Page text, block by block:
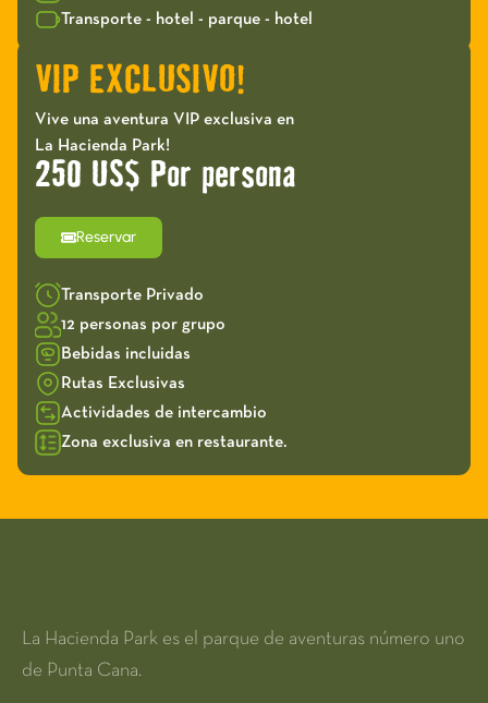
Transporte - hotel - parque - hotel
VIP EXCLUSIVO!
Vive una aventura VIP exclusiva en
La Hacienda Park!
250 US$ Por persona
Reservar
Transporte Privado
12 personas por grupo
Bebidas incluidas
Rutas Exclusivas
Actividades de intercambio
Zona exclusiva en restaurante.
La Hacienda Park es el parque de aventuras número uno
de Punta Cana.